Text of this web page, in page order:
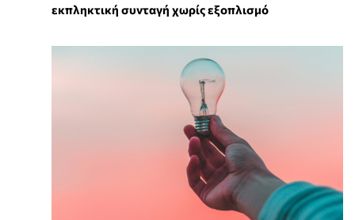
εκπληκτική συνταγή χωρίς εξοπλισμό